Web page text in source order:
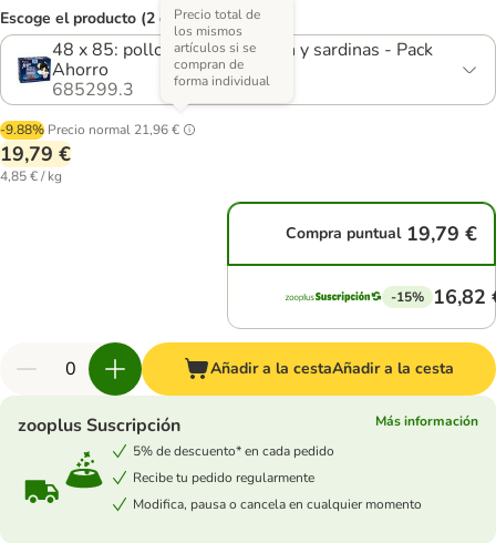
Escoge el producto (2 opciones)
48 x 85: pollo, vacuno, salmón y sardinas - Pack
Ahorro
685299.3
-9.88% Precio normal 21,96 €
Precio total de
los mismos
artículos si se
compran de
forma individual
19,79 €
4,85 € / kg
Compra puntual 19,79 €
-15% 16,82
Añadir a la cestaAñadir a la cesta
zooplus Suscripción
Más información
5% de descuento* en cada pedido
Recibe tu pedido regularmente
Modifica, pausa o cancela en cualquier momento